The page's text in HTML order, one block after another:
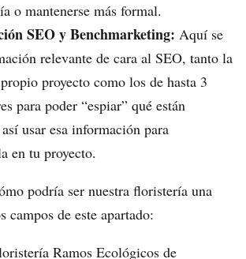
o mantenerse más formal.
SEO y Benchmarketing: Aquí se
relevante de cara al SEO, tanto la
proyecto como los de hasta 3
para poder “espiar” qué están
usar esa información para
en tu proyecto.
podría ser nuestra floristería una
campos de este apartado:
Ramos Ecológicos de